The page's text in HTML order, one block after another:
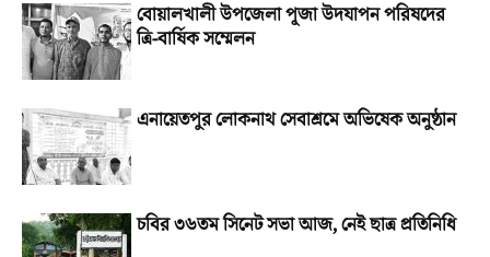
বোয়ালখালী উপজেলা পূজা উদযাপন পরিষদের
ত্রি-বার্ষিক সম্মেলন
এনায়েতপুর লোকনাথ সেবাশ্রমে অভিষেক অনুষ্ঠান
চবির ৩৬তম সিনেট সভা আজ, নেই ছাত্র প্রতিনিধি